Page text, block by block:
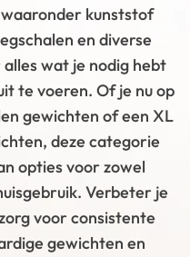
kunststof
en diverse
wat je nodig hebt
te voeren. Of je nu op
gewichten of een XL
deze categorie
opties voor zowel
Verbeter je
voor consistente
gewichten en